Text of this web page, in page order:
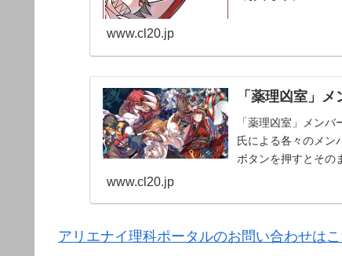
www.cl20.jp
「薬理凶室」
「薬理凶室」メン
氏による各々のメン
ボタンを押すとその
www.cl20.jp
アリエナイ理科ポータルのお問い合わせはこ